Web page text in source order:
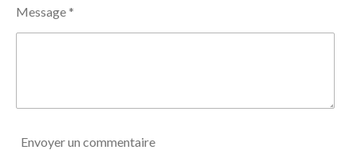
Message *
Envoyer un commentaire